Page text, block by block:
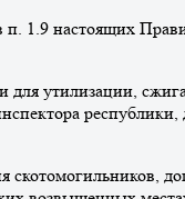
1.9 настоящих
утилизации,
республики,